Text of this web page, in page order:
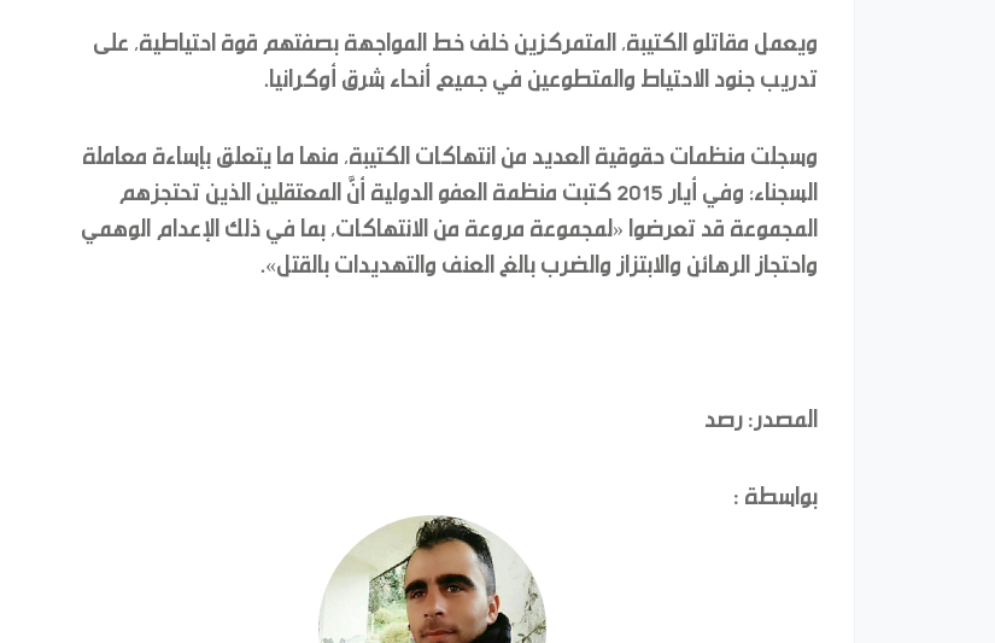
ويعمل مقاتلو الكتيبة، المتمركزين خلف خط المواجهة بصفتهم قوة احتياطية، على
تدريب جنود الاحتياط والمتطوعين في جميع أنحاء شرق أوكرانيا.
وسجلت منظمات حقوقية العديد من انتهاكات الكتيبة، منها ما يتعلق بإساءة معاملة
السجناء؛ وفي أيار 2015 كتبت منظمة العفو الدولية أنَّ المعتقلين الذين تحتجزهم
المجموعة قد تعرضوا «لمجموعة مروعة من الانتهاكات، بما في ذلك الإعدام الوهمي
واحتجاز الرهائن والابتزاز والضرب بالغ العنف والتهديدات بالقتل».
المصدر: رصد
بواسطة :